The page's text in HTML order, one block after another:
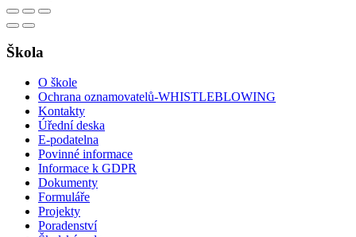
Škola
O škole
Ochrana oznamovatelů-WHISTLEBLOWING
Kontakty
Úřední deska
E-podatelna
Povinné informace
Informace k GDPR
Dokumenty
Formuláře
Projekty
Poradenství